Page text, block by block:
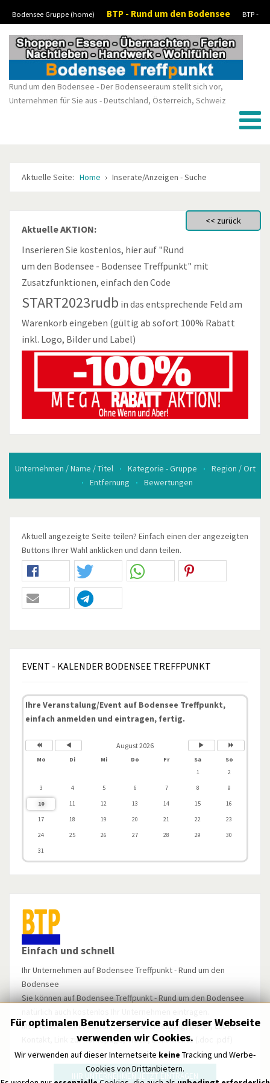
Bodensee Gruppe (home) BTP - Rund um den Bodensee
BTP -
Kleinanzeigen
Rund um den Bodensee - Der Bodenseeraum stellt sich vor,
Unternehmen für Sie aus - Deutschland, Österreich, Schweiz
Aktuelle Seite: Home Inserate/Anzeigen - Suche
Aktuelle AKTION:
Inserieren Sie kostenlos, hier auf "Rund
um den Bodensee - Bodensee Treffpunkt" mit
Zusatzfunktionen, einfach den Code
START2023rudb in das entsprechende Feld am
Warenkorb eingeben (gültig ab sofort 100% Rabatt
inkl. Logo, Bilder und Label)
Unternehmen / Name / Titel Kategorie - Gruppe
Region / Ort
Entfernung
Bewertungen
Aktuell angezeigte Seite teilen? Einfach einen der angezeigten
Buttons Ihrer Wahl anklicken und dann teilen.
EVENT - KALENDER BODENSEE TREFFPUNKT
Ihre Veranstalung/Event auf Bodensee Treffpunkt,
einfach anmelden und eintragen, fertig.
August 2026
Mo Di Mi Do Fr Sa
So
1
2
3
4 5 6 7 8
9
10
11 12 13 14 15
16
17
18 19 20 21 22
23
24
25 26 27 28 29
30
31
Einfach und schnell
Ihr Unternehmen auf Bodensee Treffpunkt - Rund um den
Bodensee
Sie können auf Bodensee Treffpunkt - Rund um den Bodensee
Inserieren Sie mit ausführlicher Beschreibung, Bilder, Label,
Kontakt, Link zur Homepage, Video, Dokumente (.doc .pdf)
u.v.m.
IHR UNTERNEHMEN JETZT EINTRAGEN
Für optimalen Benutzerservice auf dieser Webseite
verwenden wir Cookies.
Wir verwenden auf dieser Internetseite keine Tracking und Werbe-
Cookies von Drittanbietern.